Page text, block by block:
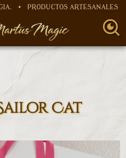
ARTESANALES
Cat